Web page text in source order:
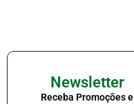
Newsletter
Receba Promoções e